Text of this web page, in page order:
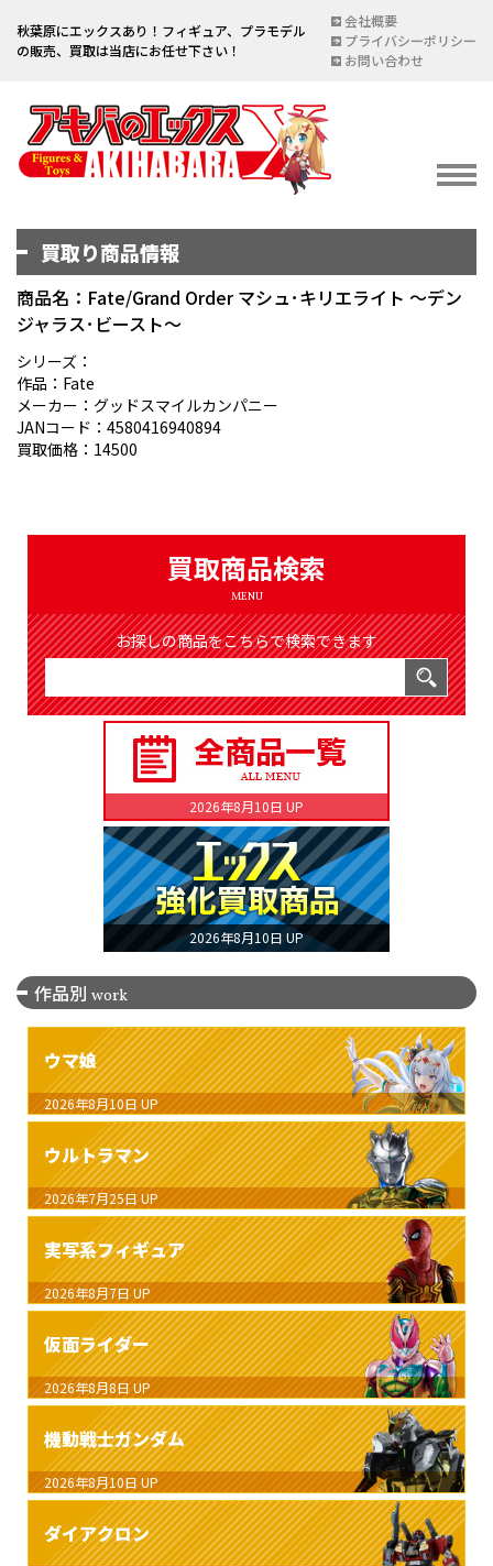
秋葉原にエックスあり！フィギュア、プラモデル
の販売、買取は当店にお任せ下さい！
会社概要
プライバシーポリシー
お問い合わせ
イベント情報
宅配買取のご案内
DELIVERY PURCHASE
買取お申し込み
ASSESSMENT
買取り商品情報
商品名：Fate/Grand Order マシュ･キリエライト ～デン
ジャラス･ビースト～
シリーズ：
作品：Fate
メーカー：グッドスマイルカンパニー
JANコード：4580416940894
買取価格：14500
買取商品検索
MENU
お探しの商品をこちらで検索できます
2026年8月10日 UP
2026年8月10日 UP
作品別 work
ウマ娘
2026年8月10日 UP
ウルトラマン
2026年7月25日 UP
実写系フィギュア
2026年8月7日 UP
仮面ライダー
2026年8月8日 UP
機動戦士ガンダム
2026年8月10日 UP
ダイアクロン